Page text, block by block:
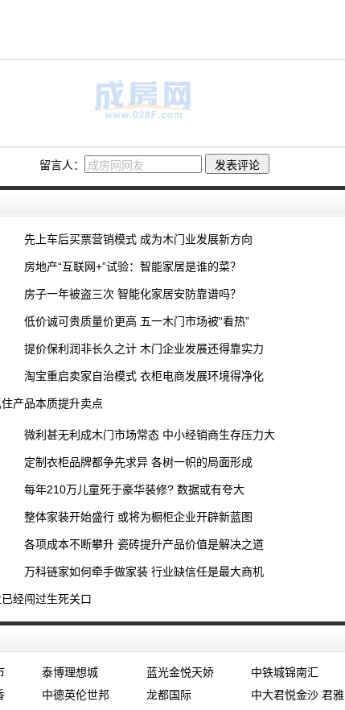
留言人：
先上车后买票营销模式 成为木门业发展新方向
房地产“互联网+”试验：智能家居是谁的菜？
房子一年被盗三次 智能化家居安防靠谱吗？
低价诚可贵质量价更高 五一木门市场被“看热”
提价保利润非长久之计 木门企业发展还得靠实力
淘宝重启卖家自治模式 衣柜电商发展环境得净化
产品本质提升卖点
微利甚无利成木门市场常态 中小经销商生存压力大
定制衣柜品牌都争先求异 各树一帜的局面形成
每年210万儿童死于豪华装修? 数据或有夸大
整体家装开始盛行 或将为橱柜企业开辟新蓝图
各项成本不断攀升 瓷砖提升产品价值是解决之道
万科链家如何牵手做家装 行业缺信任是最大商机
经闯过生死关口
泰博理想城 蓝光金悦天娇 中铁城锦南汇
中德英伦世邦 龙都国际 中大君悦金沙 君雅